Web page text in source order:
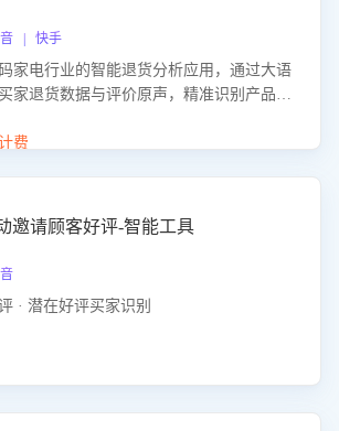
| 快手
家电行业的智能退货分析应用，通过大语
家退货数据与评价原声，精准识别产品质
掘用户痛点驱动产品迭代，从根本上降低
费
邀请顾客好评-智能工具
· 潜在好评买家识别